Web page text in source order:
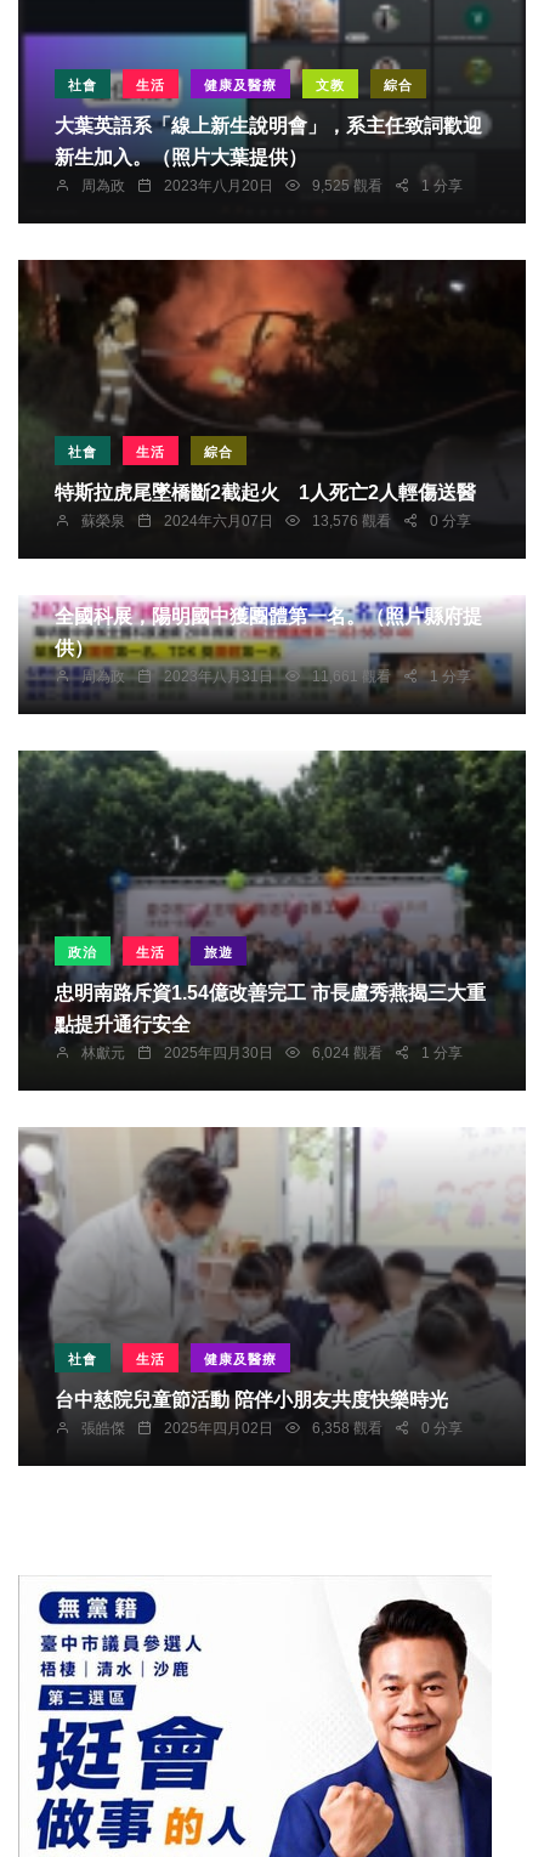
社會 生活 健康及醫療 文教 綜合
大葉英語系「線上新生說明會」，系主任致詞歡迎
新生加入。（照片大葉提供）
周為政 2023年八月20日 9,525 觀看 1 分享
社會 生活 綜合
特斯拉虎尾墜橋斷2截起火 1人死亡2人輕傷送醫
蘇榮泉 2024年六月07日 13,576 觀看 0 分享
全國科展，陽明國中獲團體第一名。（照片縣府提
供）
周為政 2023年八月31日 11,661 觀看 1 分享
政治 生活 旅遊
忠明南路斥資1.54億改善完工 市長盧秀燕揭三大重
點提升通行安全
林獻元 2025年四月30日 6,024 觀看 1 分享
社會 生活 健康及醫療
台中慈院兒童節活動 陪伴小朋友共度快樂時光
張皓傑 2025年四月02日 6,358 觀看 0 分享